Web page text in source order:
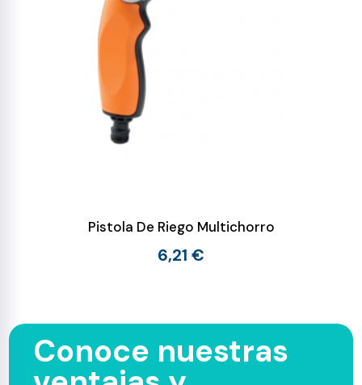
Pistola De Riego Multichorro
6,21 €
Conoce nuestras